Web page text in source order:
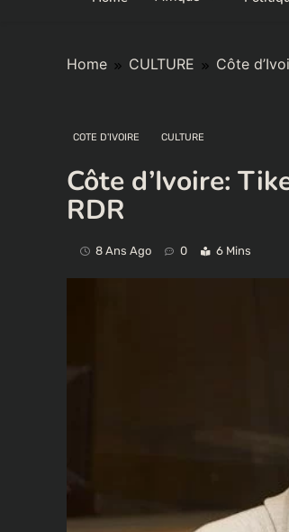
Home CULTURE Côte
COTE D'IVOIRE CULTURE
Côte d’Ivoire:
RDR
8 Ans Ago 0 6 Mins